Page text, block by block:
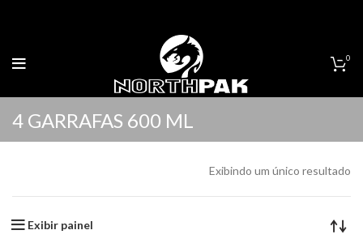
0
4 GARRAFAS 600 ML
Exibindo um único resultado
Exibir painel